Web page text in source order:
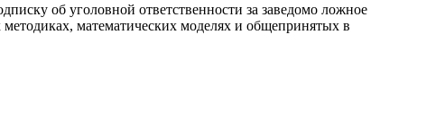
об уголовной ответственности за заведомо ложное
математических моделях и общепринятых в